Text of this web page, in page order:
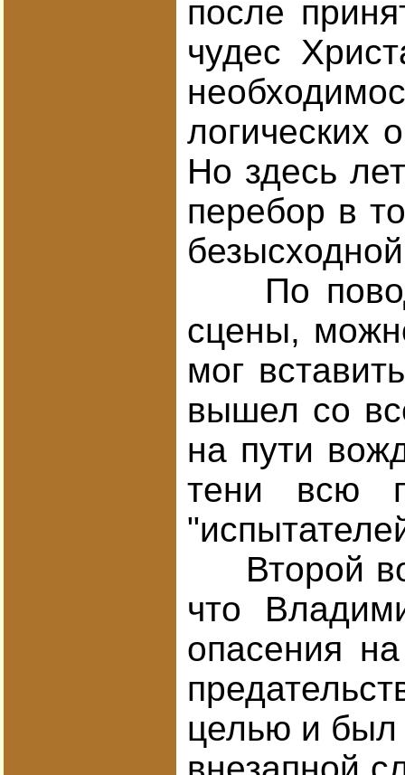
после
чудес
логических
Но здесь
перебор в
По поводу
сцены,
мог
вышел со
на пути
тени всю
Второй
что
опасения
целью и был